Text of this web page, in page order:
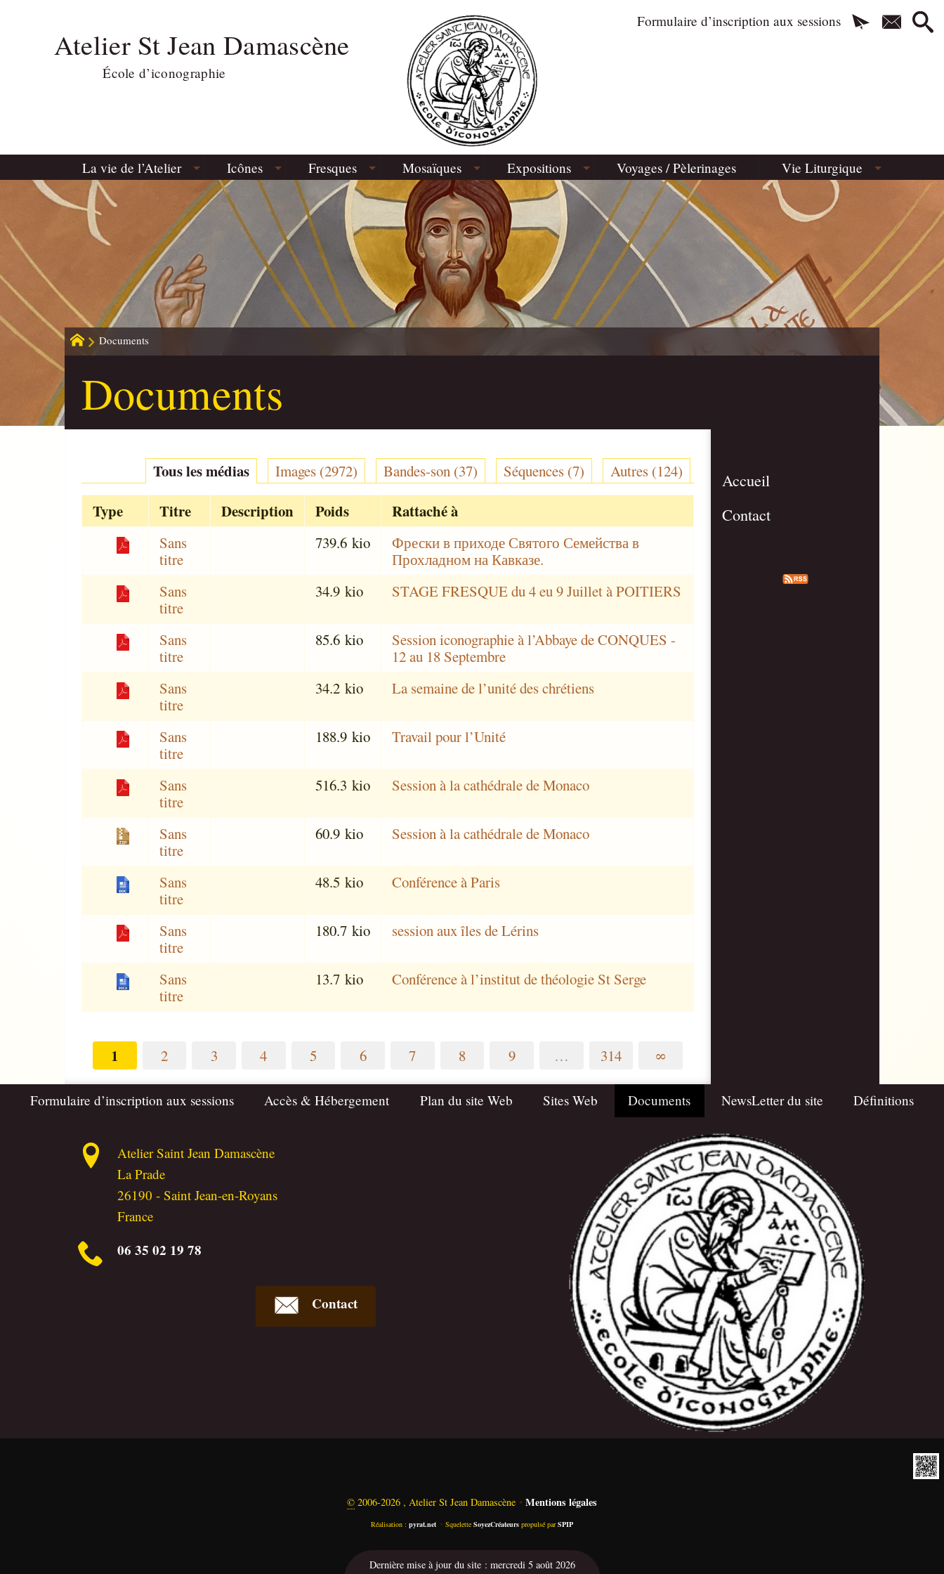
Formulaire d’inscription aux sessions
Atelier St Jean Damascène
École d’iconographie
La vie de l’Atelier Icônes Fresques Mosaïques Expositions Voyages / Pèlerinages Vie Liturgique
Documents
Documents
Tous les médias Images (2972) Bandes-son (37) Séquences (7) Autres (124)
Type Titre Description Poids Rattaché à
Sans
titre
739.6 kio
Фрески в приходе Святого Семейства в
Прохладном на Кавказе.
Sans
titre
34.9 kio STAGE FRESQUE du 4 eu 9 Juillet à POITIERS
Sans
titre
85.6 kio
Session iconographie à l’Abbaye de CONQUES -
12 au 18 Septembre
Sans
titre
34.2 kio La semaine de l’unité des chrétiens
Sans
titre
188.9 kio Travail pour l’Unité
Sans
titre
516.3 kio Session à la cathédrale de Monaco
Sans
titre
60.9 kio Session à la cathédrale de Monaco
Sans
titre
48.5 kio Conférence à Paris
Sans
titre
180.7 kio session aux îles de Lérins
Sans
titre
13.7 kio Conférence à l’institut de théologie St Serge
1 2 3 4 5 6 7 8 9 … 314 ∞
Accueil
Contact
Formulaire d’inscription aux sessions Accès & Hébergement Plan du site Web Sites Web Documents NewsLetter du site Définitions
Atelier Saint Jean Damascène
La Prade
26190 -Saint Jean-en-Royans
France
06 35 02 19 78
Contact
© 2006-2026 , Atelier St Jean Damascène • Mentions légales
Réalisation : pyrat.net • Squelette SoyezCréateurs propulsé parSPIP
Dernière mise à jour du site : mercredi 5 août 2026